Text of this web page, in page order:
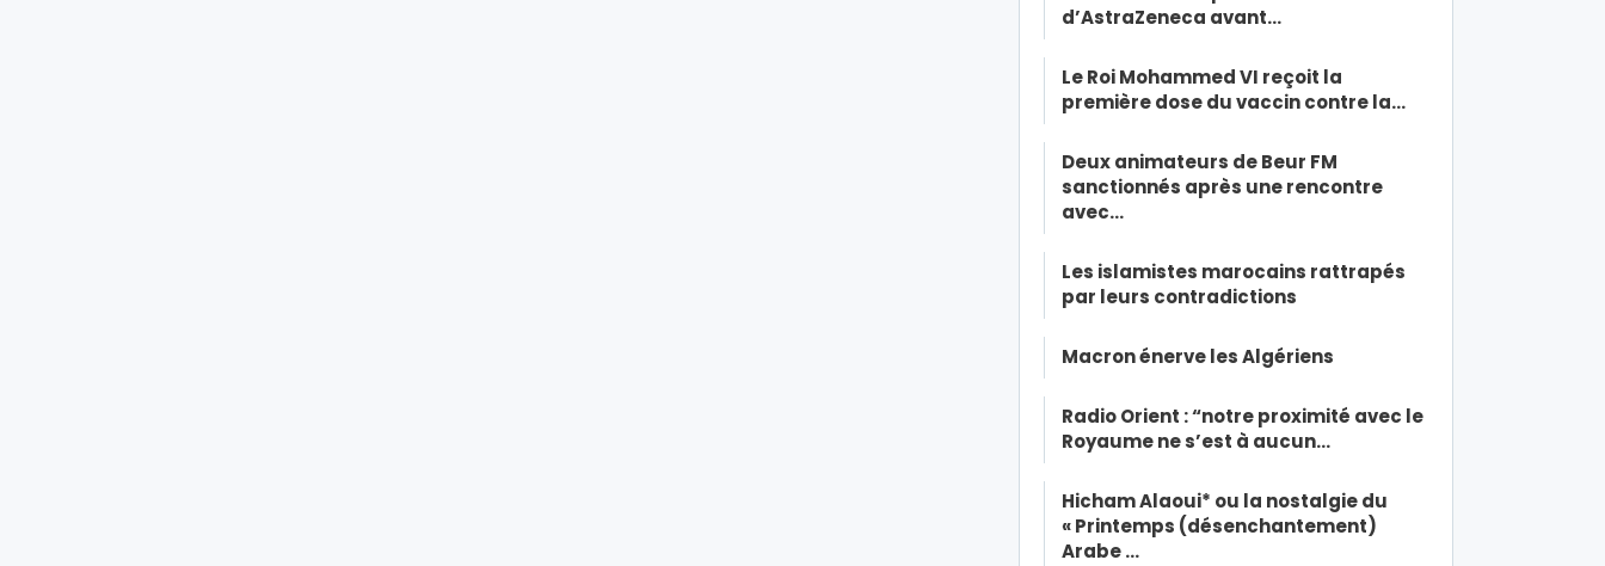
d’AstraZeneca avant…
Le Roi Mohammed VI reçoit la
première dose du vaccin contre la…
Deux animateurs de Beur FM
sanctionnés après une rencontre
avec…
Les islamistes marocains rattrapés
par leurs contradictions
Macron énerve les Algériens
Radio Orient : “notre proximité avec le
Royaume ne s’est à aucun…
Hicham Alaoui* ou la nostalgie du
« Printemps (désenchantement)
Arabe …